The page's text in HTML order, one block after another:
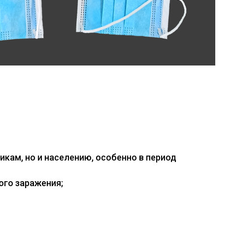
но и населению, особенно в период
заражения;